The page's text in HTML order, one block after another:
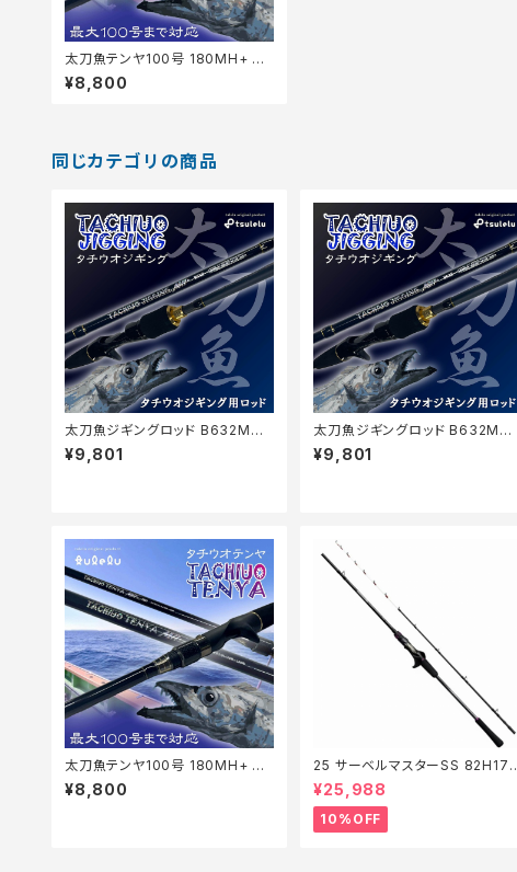
太刀魚テンヤ100号 180MH+ マ
ットブラック
¥8,800
同じカテゴリの商品
太刀魚ジギングロッド B632MH
+マットブルー
¥9,801
太刀魚ジギングロッド B632MH
+マットブラック
¥9,801
太刀魚テンヤ100号 180MH+ マ
ットブルー
¥8,800
25 サーベルマスターSS 82H175
【継続セール_ロッド】【10】
¥25,988
10%OFF